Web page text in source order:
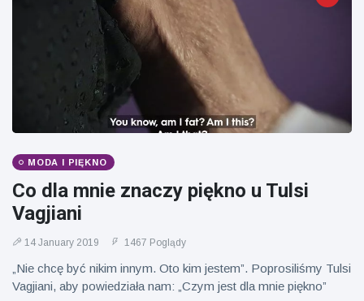
brytyjskim
zoo od 14 lat
Florydy
aresztowany
po odpaleniu
fajerwerków
z jadącego
samochodu
16 July
173
Poglądy
MODA I PIĘKNO
Co dla mnie znaczy piękno u Tulsi
Vagjiani
14 January 2019 1467 Poglądy
„Nie chcę być nikim innym. Oto kim jestem”. Poprosiliśmy Tulsi
Vagjiani, aby powiedziała nam: „Czym jest dla mnie piękno”